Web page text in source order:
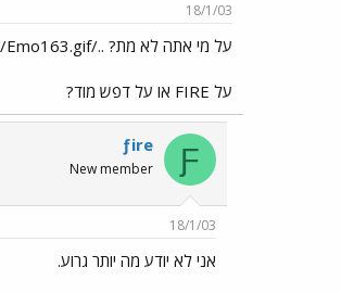
18/1/03
על מי אתה לא מת? ../images/Emo163.gif
על FIRE או על דפש מוד?
Ƒ
ƒire
New member
18/1/03
אני לא יודע מה יותר גרוע.